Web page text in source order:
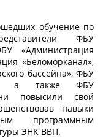
обучение по
ФБУ
«Администрация
«Беломорканал»,
бассейна», ФБУ
а также ФБУ
повысили свой
навыки
программным
ЭНК ВВП.